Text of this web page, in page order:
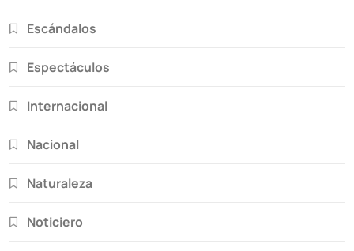
Escándalos
Espectáculos
Internacional
Nacional
Naturaleza
Noticiero